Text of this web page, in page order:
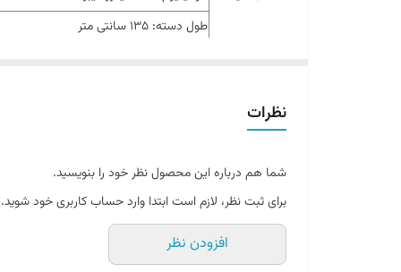
طول دسته: 135 سانتی متر
مناسب برای
سایر توضیحات
خشک کن خودکار با طراحی انقباضی جدید
مناسب برای شستشوی انواع سطوح از
قالبیت تغییر زاویه سر تی 180 درجه
دارای الیاف درجه یک میکروفایبر برای جذب
نظرات
شما هم درباره این محصول نظر خود را بنویسید.
برای ثبت نظر، لازم است ابتدا وارد حساب کاربری خود شوید.
افزودن نظر